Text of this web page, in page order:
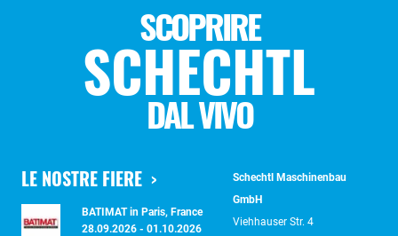
SCOPRIRE
SCHECHTL
DAL VIVO
LE NOSTRE FIERE
BATIMAT in Paris, France
28.09.2026 - 01.10.2026
Schechtl Maschinenbau
GmbH
Viehhauser Str. 4